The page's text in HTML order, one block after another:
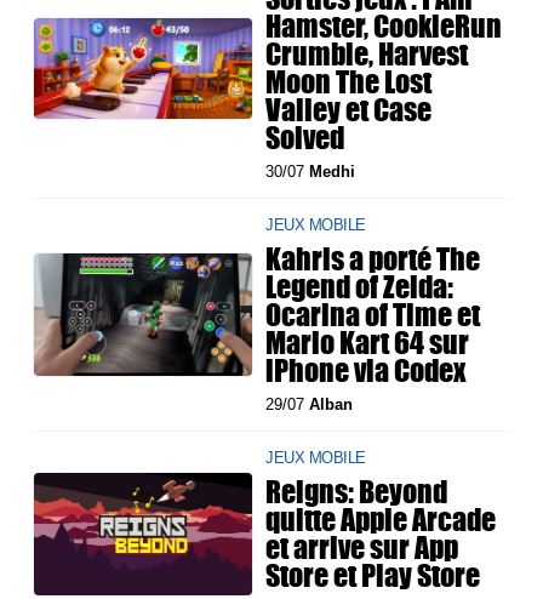
Hamster, CookieRun
Crumble, Harvest
Moon The Lost
Valley et Case
Solved
30/07 Medhi
JEUX MOBILE
Kahris a porté The
Legend of Zelda:
Ocarina of Time et
Mario Kart 64 sur
iPhone via Codex
29/07Alban
JEUX MOBILE
Reigns: Beyond
quitte Apple Arcade
et arrive sur App
Store et Play Store